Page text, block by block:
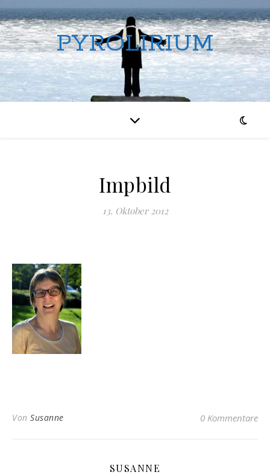
PYROLIRIUM
Impbild
13. Oktober 2012
Von Susanne 0 Kommentare
SUSANNE